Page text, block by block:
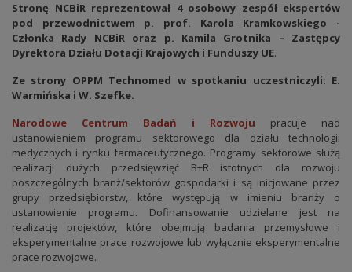
Stronę NCBiR reprezentował 4 osobowy zespół ekspertów
pod przewodnictwem p. prof. Karola Kramkowskiego -
Członka Rady NCBiR oraz p. Kamila Grotnika – Zastępcy
Dyrektora Działu Dotacji Krajowych i Funduszy UE.
Ze strony OPPM Technomed w spotkaniu uczestniczyli: E.
Warmińska i W. Szefke.
Narodowe Centrum Badań i Rozwoju pracuje nad
ustanowieniem programu sektorowego dla działu technologii
medycznych i rynku farmaceutycznego. Programy sektorowe służą
realizacji dużych przedsięwzięć B+R istotnych dla rozwoju
poszczególnych branż/sektorów gospodarki i są inicjowane przez
grupy przedsiębiorstw, które występują w imieniu branży o
ustanowienie programu. Dofinansowanie udzielane jest na
realizację projektów, które obejmują badania przemysłowe i
eksperymentalne prace rozwojowe lub wyłącznie eksperymentalne
prace rozwojowe.